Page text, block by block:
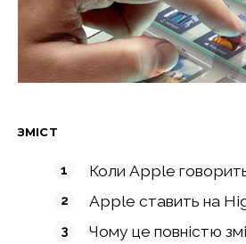
ЗМІСТ
Коли Apple
Apple ставить на
Чому це повністю